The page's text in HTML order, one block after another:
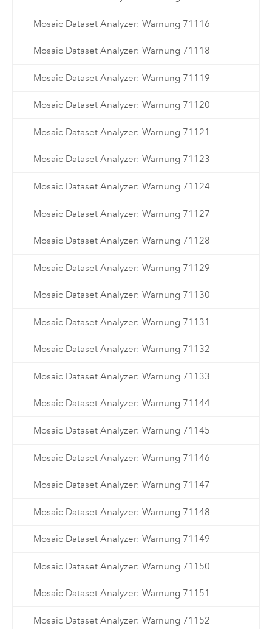
Mosaic Dataset Analyzer: Warnung 71116
Mosaic Dataset Analyzer: Warnung 71118
Mosaic Dataset Analyzer: Warnung 71119
Mosaic Dataset Analyzer: Warnung 71120
Mosaic Dataset Analyzer: Warnung 71121
Mosaic Dataset Analyzer: Warnung 71123
Mosaic Dataset Analyzer: Warnung 71124
Mosaic Dataset Analyzer: Warnung 71127
Mosaic Dataset Analyzer: Warnung 71128
Mosaic Dataset Analyzer: Warnung 71129
Mosaic Dataset Analyzer: Warnung 71130
Mosaic Dataset Analyzer: Warnung 71131
Mosaic Dataset Analyzer: Warnung 71132
Mosaic Dataset Analyzer: Warnung 71133
Mosaic Dataset Analyzer: Warnung 71144
Mosaic Dataset Analyzer: Warnung 71145
Mosaic Dataset Analyzer: Warnung 71146
Mosaic Dataset Analyzer: Warnung 71147
Mosaic Dataset Analyzer: Warnung 71148
Mosaic Dataset Analyzer: Warnung 71149
Mosaic Dataset Analyzer: Warnung 71150
Mosaic Dataset Analyzer: Warnung 71151
Mosaic Dataset Analyzer: Warnung 71152